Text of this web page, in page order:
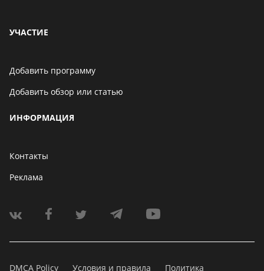
УЧАСТИЕ
Добавить программу
Добавить обзор или статью
ИНФОРМАЦИЯ
Контакты
Реклама
DMCA Policy Условия и правила Политика